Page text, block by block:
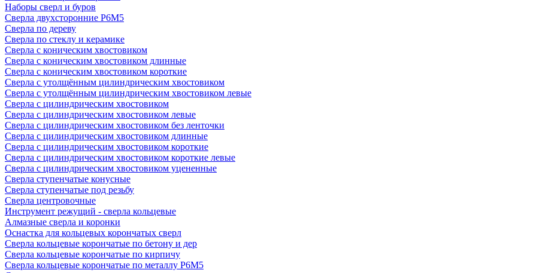
Наборы сверл и буров
Сверла двухсторонние Р6М5
Сверла по дереву
Сверла по стеклу и керамике
Сверла с коническим хвостовиком
Сверла с коническим хвостовиком длинные
Сверла с коническим хвостовиком короткие
Сверла с утолщённым цилиндрическим хвостовиком
Сверла с утолщённым цилиндрическим хвостовиком левые
Сверла с цилиндрическим хвостовиком
Сверла с цилиндрическим хвостовиком левые
Сверла с цилиндрическим хвостовиком без ленточки
Сверла с цилиндрическим хвостовиком длинные
Сверла с цилиндрическим хвостовиком короткие
Сверла с цилиндрическим хвостовиком короткие левые
Сверла с цилиндрическим хвостовиком уцененные
Сверла ступенчатые конусные
Сверла ступенчатые под резьбу
Сверла центровочные
Инструмент режущий - сверла кольцевые
Алмазные сверла и коронки
Оснастка для кольцевых корончатых сверл
Сверла кольцевые корончатые по бетону и дер
Сверла кольцевые корончатые по кирпичу
Сверла кольцевые корончатые по металлу Р6М5